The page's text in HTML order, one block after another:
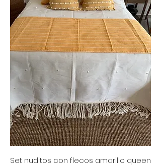
Set nuditos con flecos amarillo queen